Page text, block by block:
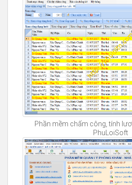
Phần mềm chấm công, tính
PhuLoiSoft